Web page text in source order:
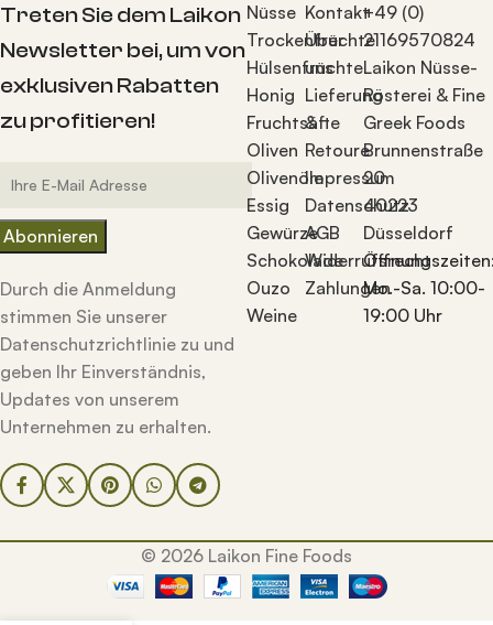
Treten Sie dem Laikon
Newsletter bei, um von
exklusiven Rabatten
zu profitieren!
Durch die Anmeldung
stimmen Sie unserer
Datenschutzrichtlinie zu und
geben Ihr Einverständnis,
Updates von unserem
Unternehmen zu erhalten.
Nüsse
Trockenfrüchte
Hülsenfrüchte
Honig
Fruchtsäfte
Oliven
Olivenöle
Essig
Gewürze
Schokolade
Ouzo
Weine
Kontakt
Über
uns
Lieferung
&
Retoure
Impressum
Datenschutz
AGB
Widerrufsrecht
Zahlungen
+49 (0)
21169570824
Laikon Nüsse-
Rösterei & Fine
Greek Foods
Brunnenstraße
20
40223
Düsseldorf
Mo.-Sa. 10:00-
19:00 Uhr
© 2026 Laikon Fine Foods